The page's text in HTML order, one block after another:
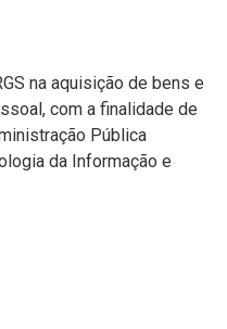
na aquisição de bens e
com a finalidade de
Pública
da Informação e